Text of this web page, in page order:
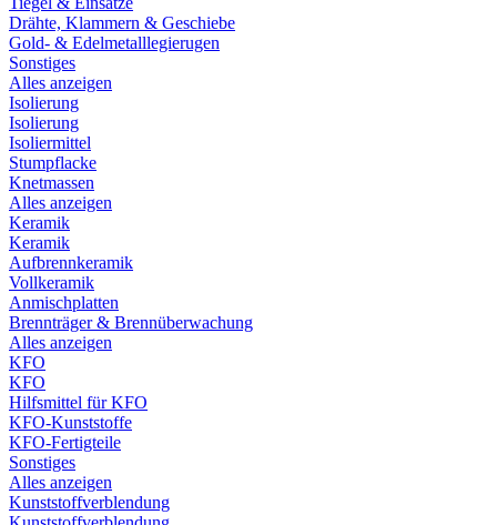
Drähte, Klammern & Geschiebe
Gold- & Edelmetalllegierugen
Sonstiges
Alles anzeigen
Isolierung
Isolierung
Isoliermittel
Stumpflacke
Knetmassen
Alles anzeigen
Keramik
Keramik
Aufbrennkeramik
Vollkeramik
Anmischplatten
Brennträger & Brennüberwachung
Alles anzeigen
KFO
KFO
Hilfsmittel für KFO
KFO-Kunststoffe
KFO-Fertigteile
Sonstiges
Alles anzeigen
Kunststoffverblendung